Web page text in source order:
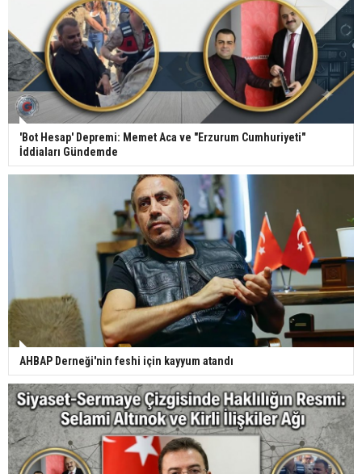
'Bot Hesap' Depremi: Memet Aca ve "Erzurum Cumhuriyeti"
İddiaları Gündemde
AHBAP Derneği'nin feshi için kayyum atandı